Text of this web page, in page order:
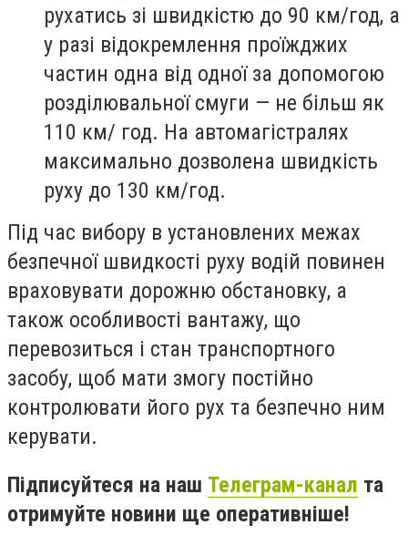
рухатись зі швидкістю до 90 км/год, а
у разі відокремлення проїжджих
частин одна від одної за допомогою
розділювальної смуги — не більш як
110 км/ год. На автомагістралях
максимально дозволена швидкість
руху до 130 км/год.
Під час вибору в установлених межах
безпечної швидкості руху водій повинен
враховувати дорожню обстановку, а
також особливості вантажу, що
перевозиться і стан транспортного
засобу, щоб мати змогу постійно
контролювати його рух та безпечно ним
керувати.
Підписуйтеся на наш Телеграм-канал та
отримуйте новини ще оперативніше!